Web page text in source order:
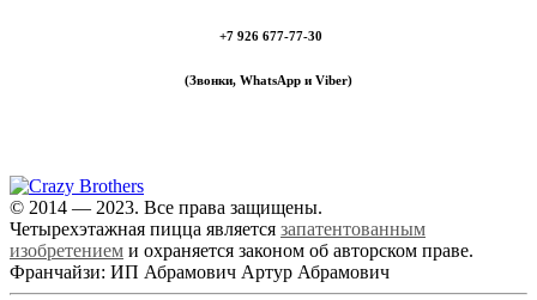
+7 926 677-77-30
(Звонки, WhatsApp и Viber)
© 2014 — 2023. Все права защищены.
Четырехэтажная пицца является запатентованным
изобретением и охраняется законом об авторском праве.
Франчайзи: ИП Абрамович Артур Абрамович